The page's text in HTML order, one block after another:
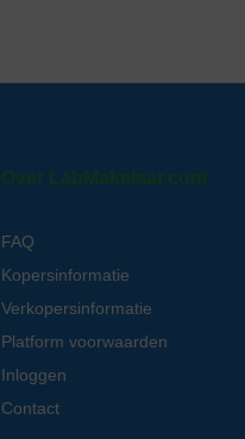
Over LabMakelaar.com
FAQ
Kopersinformatie
Verkopersinformatie
Platform voorwaarden
Inloggen
Contact